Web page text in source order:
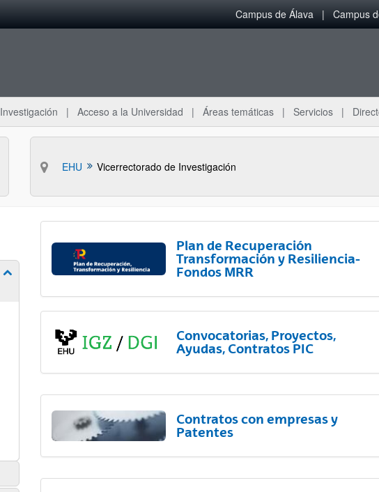
Campus de Álava Campus
Investigación Acceso a la Universidad Áreas temáticas Servicios
EHU Vicerrectorado de Investigación
Mostrar/ocultar subpáginas
Plan de Recuperación
Transformación y Resiliencia-
Fondos MRR
Convocatorias, Proyectos,
Ayudas, Contratos PIC
Contratos con empresas y
Patentes